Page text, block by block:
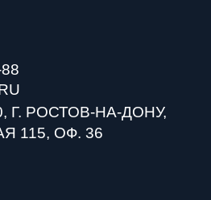
Г. РОСТОВ-НА-ДОНУ,
115, ОФ. 36